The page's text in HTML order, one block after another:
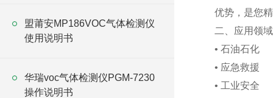
盟莆安MP186VOC气体检测仪
使用说明书
华瑞voc气体检测仪PGM-7230
操作说明书
优势，是您
二、应用领域
• 石油石化
• 应急救援
• 工业安全